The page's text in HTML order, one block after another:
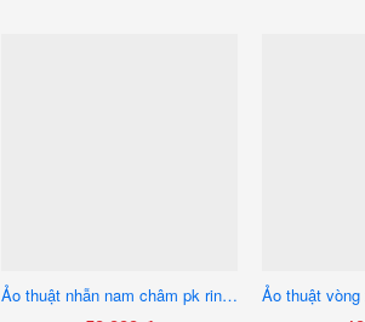
Ảo thuật nhẫn nam châm pk ring bạc hoa văn